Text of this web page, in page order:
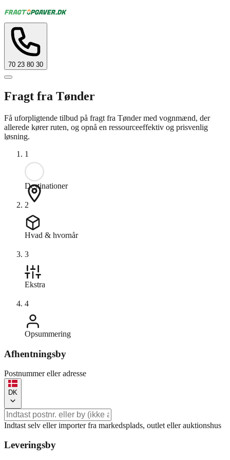
70 23 80 30
Fragt fra Tønder
Få uforpligtende tilbud på fragt fra Tønder med vognmænd, der
allerede kører ruten, og opnå en ressourceeffektiv og prisvenlig
løsning.
1
Destinationer
2
Hvad & hvornår
3
Ekstra
4
Opsummering
Afhentningsby
Postnummer eller adresse
DK
Indtast selv eller importer fra markedsplads, outlet eller auktionshus
Leveringsby